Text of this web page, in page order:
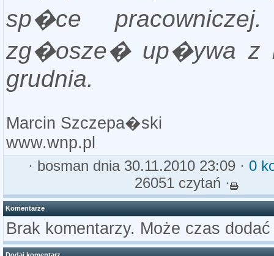
sp�ce
zg�osze� up�ywa z
grudnia.
Marcin Szczepa�ski
www.wnp.pl
· bosman dnia 30.11.2010 23:09 · 0
26051 czytań ·
Komentarze
Brak komentarzy. Może czas